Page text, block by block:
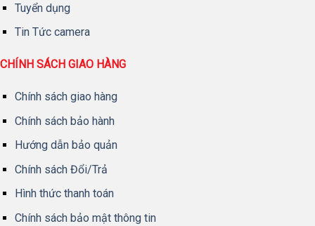
Tuyển dụng
Tin Tức camera
CHÍNH SÁCH GIAO HÀNG
Chính sách giao hàng
Chính sách bảo hành
Hướng dẫn bảo quản
Chính sách Đổi/Trả
Hình thức thanh toán
Chính sách bảo mật thông tin